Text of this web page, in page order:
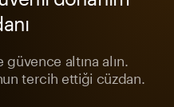
altına alın.
tercih ettiği cüzdan.